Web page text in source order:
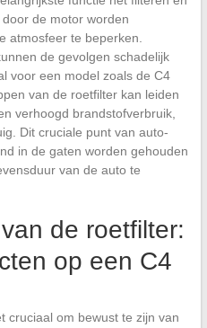
de motor worden
atmosfeer te beperken.
de gevolgen schadelijk
voor een model zoals de C4
van de roetfilter kan leiden
verhoogd brandstofverbruik,
Dit cruciale punt van auto-
in de gaten worden gehouden
van de auto te
de roetfilter:
op een C4
cruciaal om bewust te zijn van